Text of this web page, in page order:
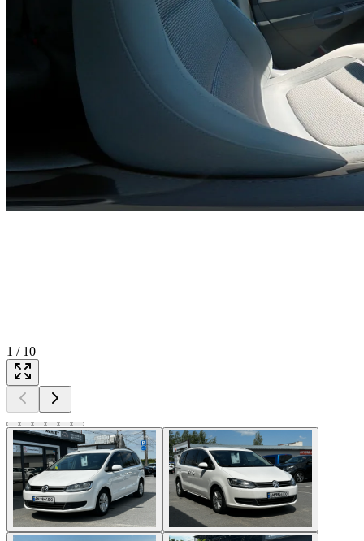
1 / 10